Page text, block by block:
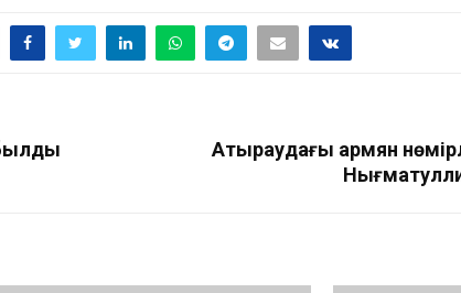
Атыраудағы армян